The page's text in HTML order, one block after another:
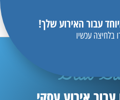
Blue
עבור האירוע שלך!
בלחיצה עכשיו